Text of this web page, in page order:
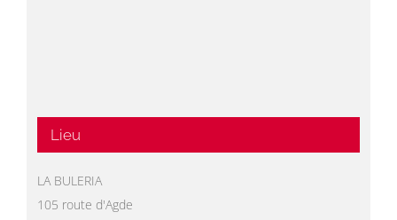
Lieu
LA BULERIA
105 route d'Agde